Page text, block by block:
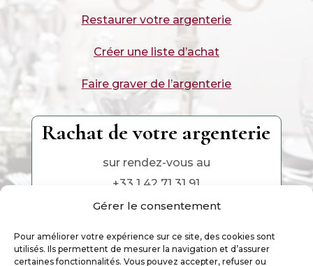
Gérer le consentement
Pour améliorer votre expérience sur ce site, des cookies sont
utilisés. Ils permettent de mesurer la navigation et d’assurer
certaines fonctionnalités. Vous pouvez accepter, refuser ou
Restaurer votre argenterie
Créer une liste d’achat
Faire graver de l’argenterie
Rachat de votre argenterie
sur rendez-vous au
+33 1 42 71 31 91